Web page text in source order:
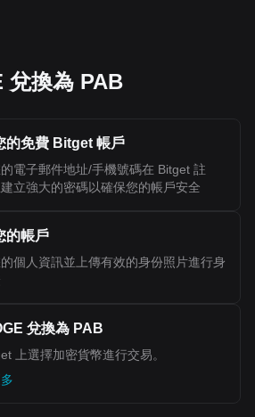
兌換為 PAB
的免費 Bitget 帳戶
電子郵件地址/手機號碼在 Bitget 註
立強大的密碼以確保您的帳戶安全
的帳戶
個人資訊並上傳有效的身份照片進行身
兌換為 PAB
上選擇加密貨幣進行交易。